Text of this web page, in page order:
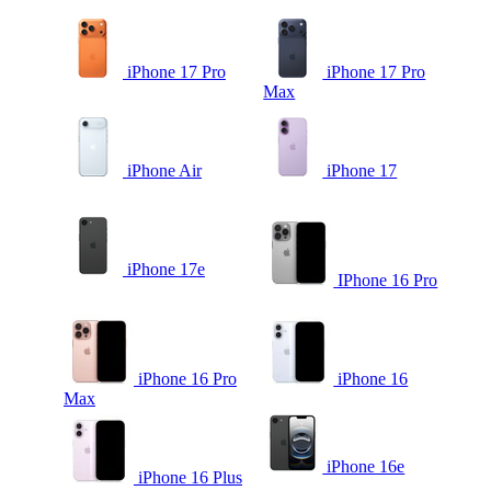
iPhone 17 Pro
iPhone 17 Pro
Max
iPhone Air iPhone 17
iPhone 17e
IPhone 16 Pro
iPhone 16 Pro
Max
iPhone 16
iPhone 16 Plus
iPhone 16e